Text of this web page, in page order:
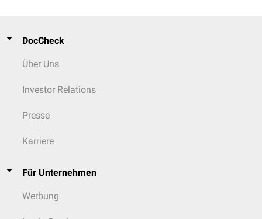
DocCheck
Über Uns
Investor Relations
Presse
Karriere
Für Unternehmen
Werbung